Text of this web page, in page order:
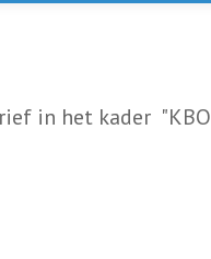
in het kader "KBO